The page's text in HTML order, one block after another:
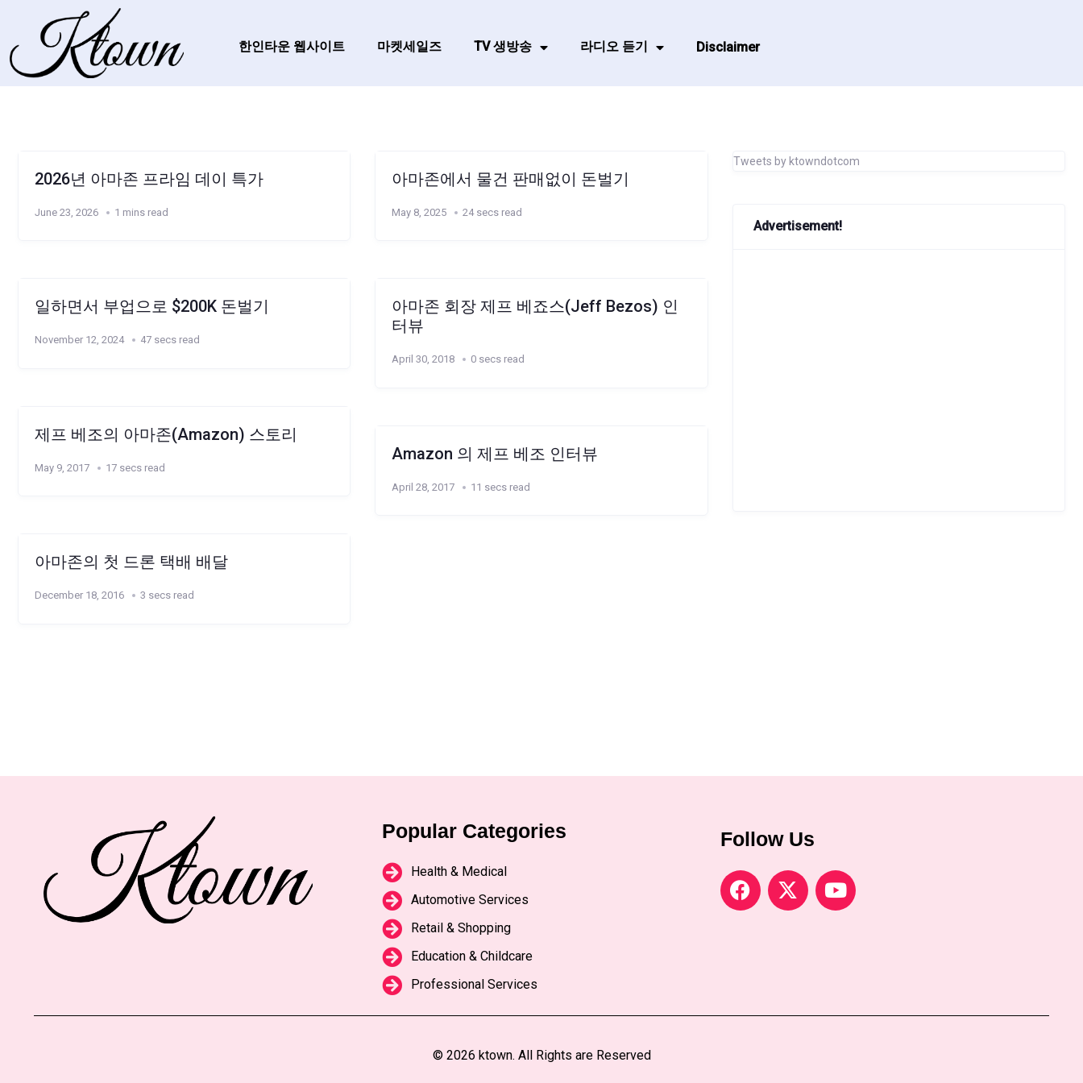
한인타운 웹사이트 마켓세일즈 TV 생방송 라디오 듣기 Disclaimer
2026년 아마존 프라임 데이 특가
June 23, 2026 1 mins read
아마존에서 물건 판매없이 돈벌기
May 8, 2025 24 secs read
일하면서 부업으로 $200K 돈벌기
November 12, 2024 47 secs read
아마존 회장 제프 베죠스(Jeff Bezos) 인
터뷰
April 30, 2018 0 secs read
제프 베조의 아마존(Amazon) 스토리
May 9, 2017 17 secs read
Amazon 의 제프 베조 인터뷰
April 28, 2017 11 secs read
아마존의 첫 드론 택배 배달
December 18, 2016 3 secs read
Tweets by ktowndotcom
Advertisement!
Popular Categories
Health & Medical
Automotive Services
Retail & Shopping
Education & Childcare
Professional Services
Follow Us
© 2026 ktown. All Rights are Reserved